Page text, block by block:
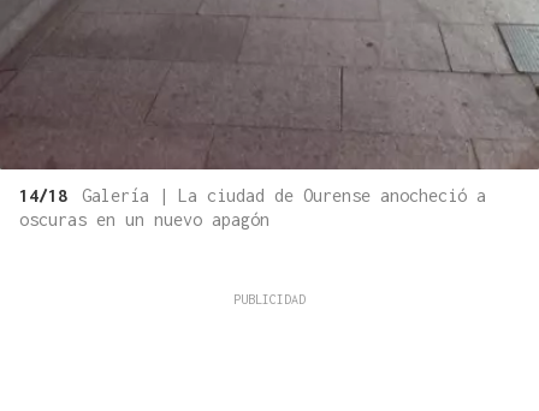
14/18
Galería | La ciudad de Ourense anocheció a
oscuras en un nuevo apagón